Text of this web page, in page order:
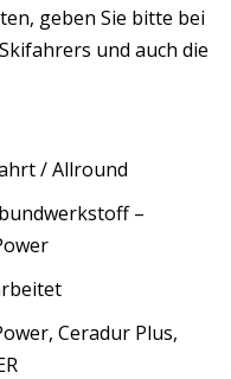
geben Sie bitte bei
und auch die
/ Allround
–
Ceradur Plus,